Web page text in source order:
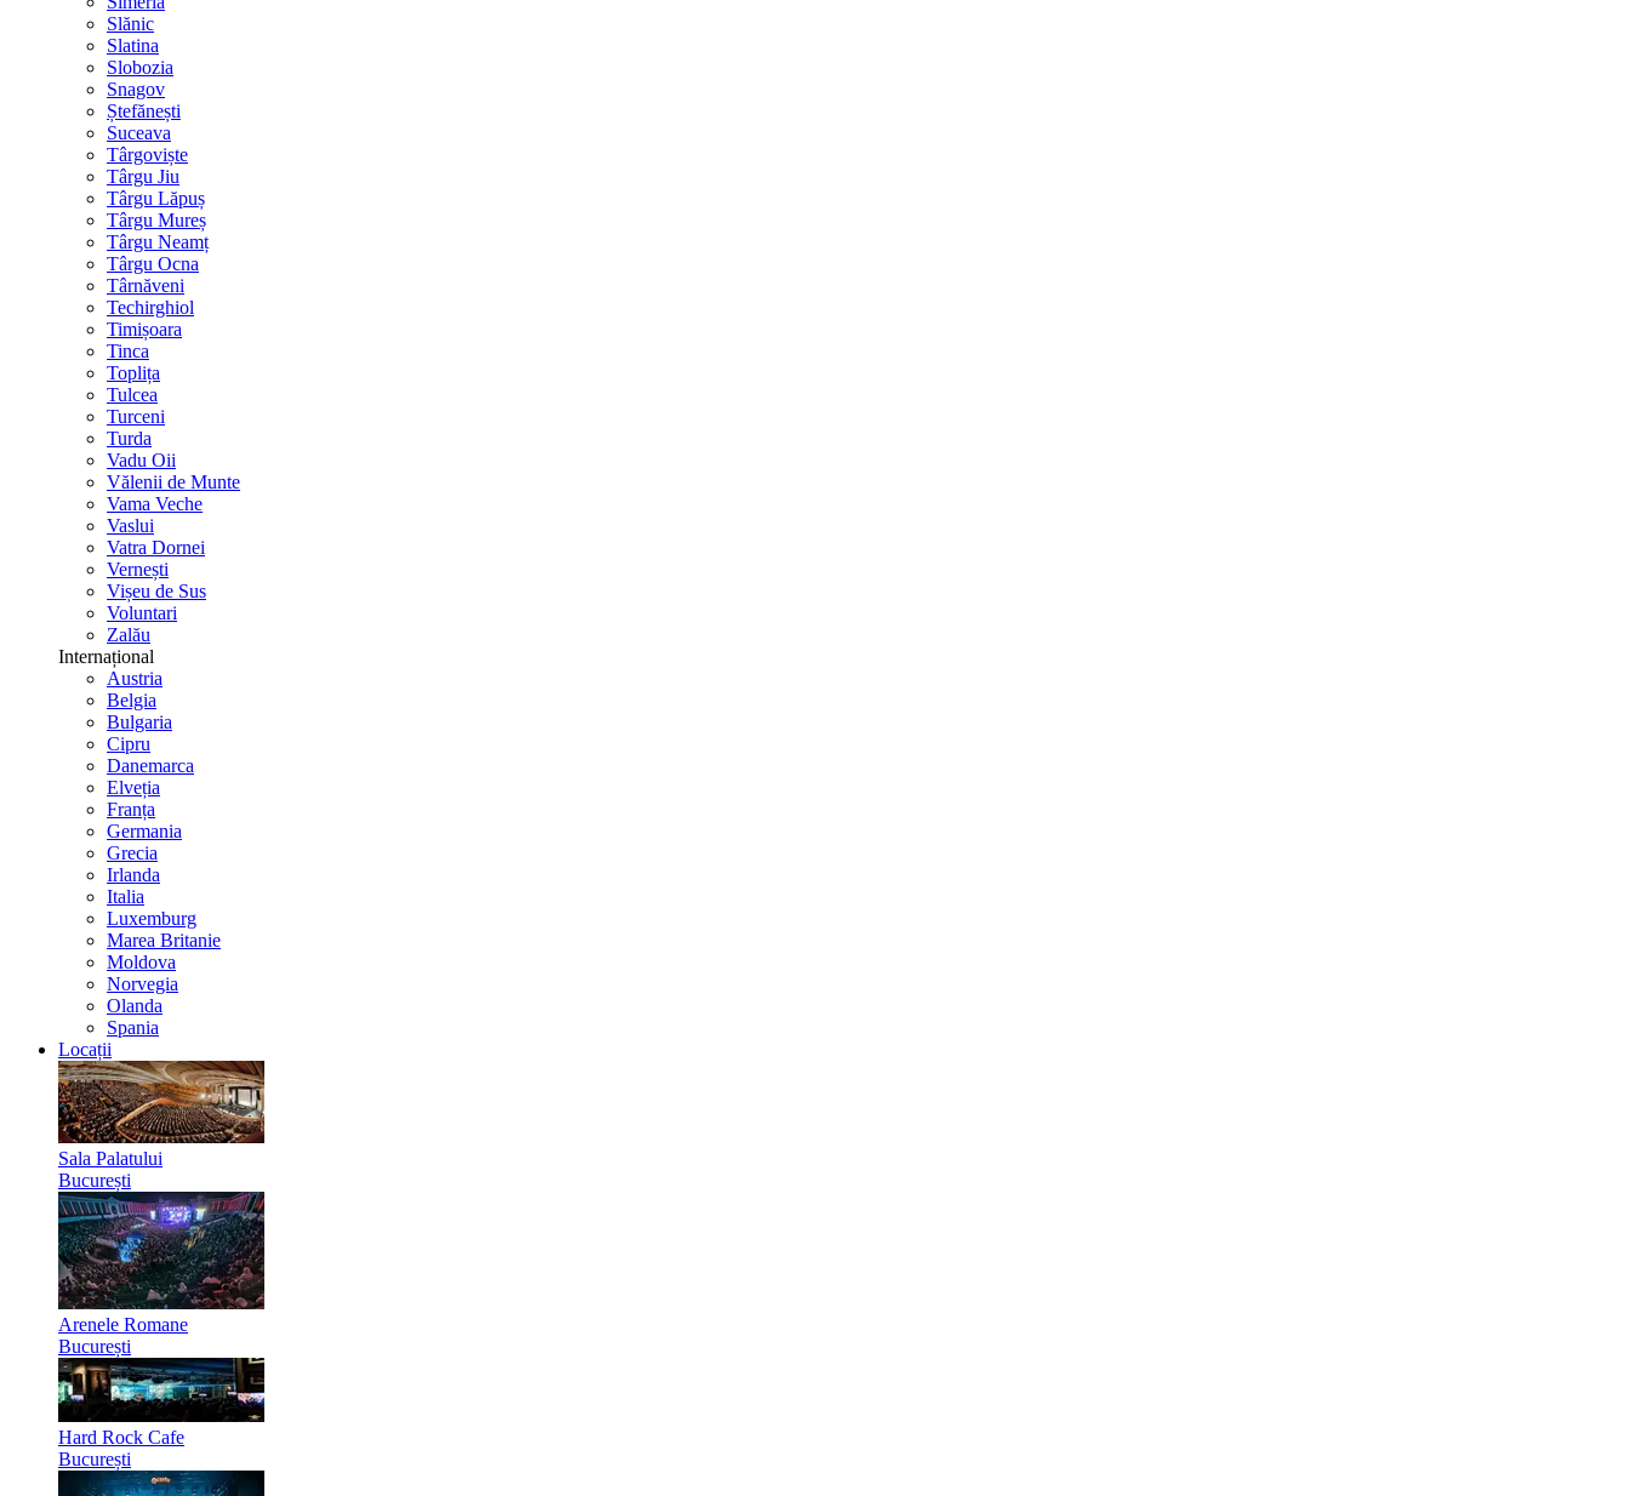
Slănic
Slatina
Slobozia
Snagov
Ștefănești
Suceava
Târgoviște
Târgu Jiu
Târgu Lăpuș
Târgu Mureș
Târgu Neamț
Târgu Ocna
Târnăveni
Techirghiol
Timișoara
Tinca
Toplița
Tulcea
Turceni
Turda
Vadu Oii
Vălenii de Munte
Vama Veche
Vaslui
Vatra Dornei
Vernești
Vișeu de Sus
Voluntari
Zalău
Internațional
Austria
Belgia
Bulgaria
Cipru
Danemarca
Elveția
Franța
Germania
Grecia
Irlanda
Italia
Luxemburg
Marea Britanie
Moldova
Norvegia
Olanda
Spania
Locații
Sala Palatului
București
Arenele Romane
București
Hard Rock Cafe
București